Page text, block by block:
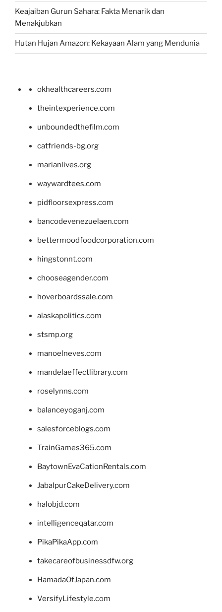
Keajaiban Gurun Sahara: Fakta Menarik dan
Menakjubkan
Hutan Hujan Amazon: Kekayaan Alam yang Mendunia
okhealthcareers.com
theintexperience.com
unboundedthefilm.com
catfriends-bg.org
marianlives.org
waywardtees.com
pidfloorsexpress.com
bancodevenezuelaen.com
bettermoodfoodcorporation.com
hingstonnt.com
chooseagender.com
hoverboardssale.com
alaskapolitics.com
stsmp.org
manoelneves.com
mandelaeffectlibrary.com
roselynns.com
balanceyoganj.com
salesforceblogs.com
TrainGames365.com
BaytownEvaCationRentals.com
JabalpurCakeDelivery.com
halobjd.com
intelligenceqatar.com
PikaPikaApp.com
takecareofbusinessdfw.org
HamadaOfJapan.com
VersifyLifestyle.com